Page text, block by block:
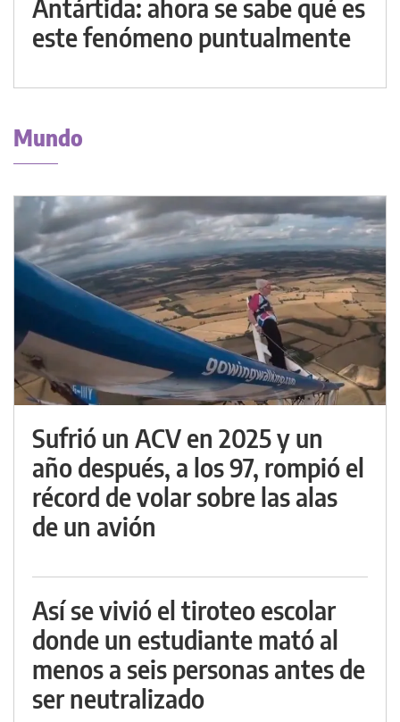
Antártida: ahora se sabe qué es
este fenómeno puntualmente
Mundo
Sufrió un ACV en 2025 y un
año después, a los 97, rompió el
récord de volar sobre las alas
de un avión
Así se vivió el tiroteo escolar
donde un estudiante mató al
menos a seis personas antes de
ser neutralizado